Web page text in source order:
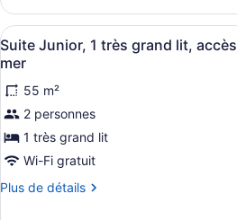
1
chambre,
accès
au
bar-
salon,
vue
sur
la
mer
Fairmont
Gold
King,
Suite,
1
chambre,
accès
au
bar-
salon,
vue
sur
Afficher
toutes
les
photos
pour
ce
type
de
chambre :
4
Suite Junior, 1 très grand lit,
mer
55 m²
2 personnes
1 très grand lit
Wi-Fi gratuit
Plus de détails
Plus